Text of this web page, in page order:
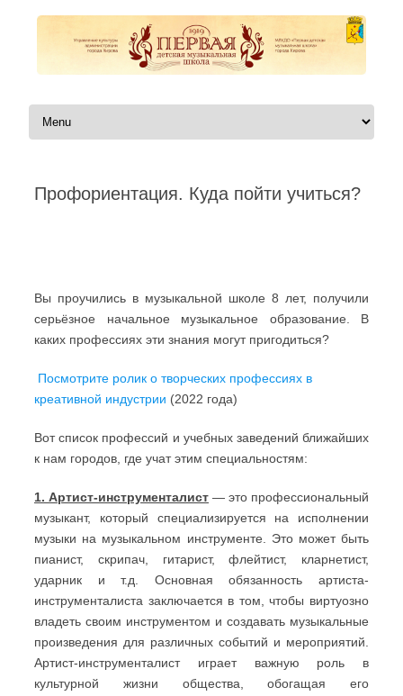
Перейти к содержимому
Профориентация. Куда пойти учиться?
Вы проучились в музыкальной школе 8 лет, получили
серьёзное начальное музыкальное образование. В
каких профессиях эти знания могут пригодиться?
Посмотрите ролик о творческих профессиях в
креативной индустрии (2022 года)
Вот список профессий и учебных заведений ближайших
к нам городов, где учат этим специальностям:
1. Артист-инструменталист — это профессиональный
музыкант, который специализируется на исполнении
музыки на музыкальном инструменте. Это может быть
пианист, скрипач, гитарист, флейтист, кларнетист,
ударник и т.д. Основная обязанность артиста-
инструменталиста заключается в том, чтобы виртуозно
владеть своим инструментом и создавать музыкальные
произведения для различных событий и мероприятий.
Артист-инструменталист играет важную роль в
культурной жизни общества, обогащая его